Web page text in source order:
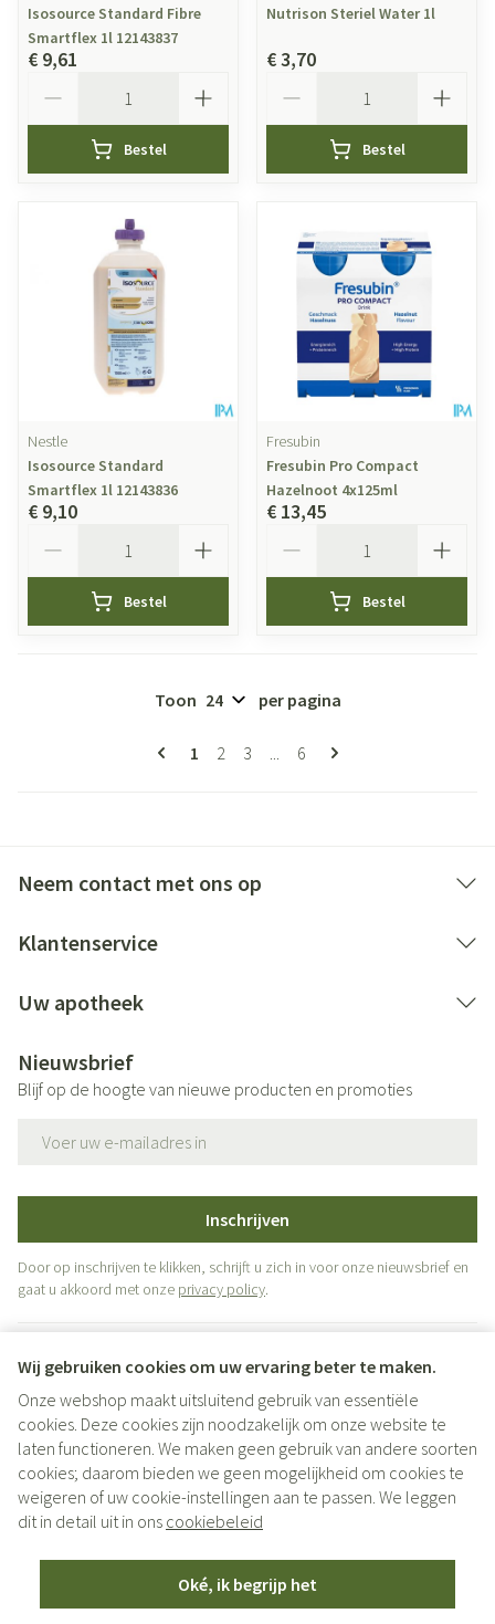
Wij gebruiken cookies om uw ervaring beter te maken.
Onze webshop maakt uitsluitend gebruik van essentiële
cookies. Deze cookies zijn noodzakelijk om onze website te
laten functioneren. We maken geen gebruik van andere soorten
cookies; daarom bieden we geen mogelijkheid om cookies te
weigeren of uw cookie-instellingen aan te passen. We leggen
dit in detail uit in ons cookiebeleid
Oké, ik begrijp het
Isosource Standard Fibre
Smartflex 1l 12143837
€ 9,61
Bestel
Nutrison Steriel Water 1l
€ 3,70
Bestel
Nestle
Isosource Standard
Smartflex 1l 12143836
€ 9,10
Bestel
Fresubin
Fresubin Pro Compact
Hazelnoot 4x125ml
€ 13,45
Bestel
Pagina's
U lees momenteel pagina
1 Pagina
2 Pagina
3 ... Pagina
6
Toon per pagina
Neem contact met ons op
Klantenservice
Uw apotheek
Nieuwsbrief
Blijf op de hoogte van nieuwe producten en promoties
Inschrijven
Door op inschrijven te klikken, schrijft u zich in voor onze nieuwsbrief en
gaat u akkoord met onze privacy policy.
Juridische links